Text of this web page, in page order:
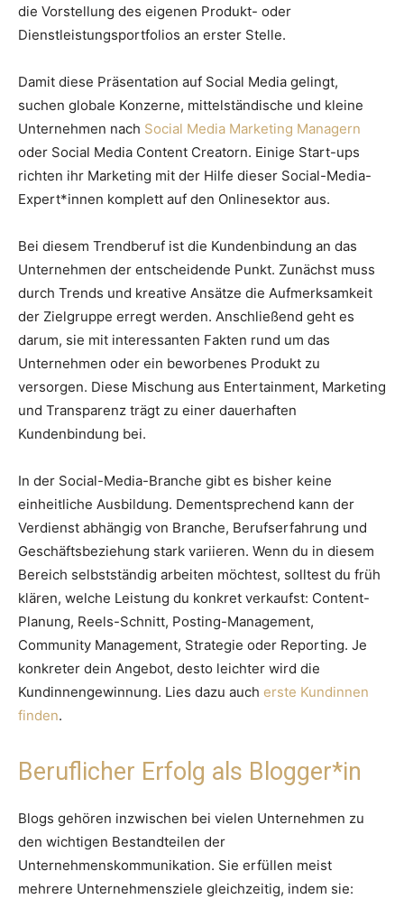
die Vorstellung des eigenen Produkt- oder
Dienstleistungsportfolios an erster Stelle.
Damit diese Präsentation auf Social Media gelingt,
suchen globale Konzerne, mittelständische und kleine
Unternehmen nach Social Media Marketing Managern
oder Social Media Content Creatorn. Einige Start-ups
richten ihr Marketing mit der Hilfe dieser Social-Media-
Expert*innen komplett auf den Onlinesektor aus.
Bei diesem Trendberuf ist die Kundenbindung an das
Unternehmen der entscheidende Punkt. Zunächst muss
durch Trends und kreative Ansätze die Aufmerksamkeit
der Zielgruppe erregt werden. Anschließend geht es
darum, sie mit interessanten Fakten rund um das
Unternehmen oder ein beworbenes Produkt zu
versorgen. Diese Mischung aus Entertainment, Marketing
und Transparenz trägt zu einer dauerhaften
Kundenbindung bei.
In der Social-Media-Branche gibt es bisher keine
einheitliche Ausbildung. Dementsprechend kann der
Verdienst abhängig von Branche, Berufserfahrung und
Geschäftsbeziehung stark variieren. Wenn du in diesem
Bereich selbstständig arbeiten möchtest, solltest du früh
klären, welche Leistung du konkret verkaufst: Content-
Planung, Reels-Schnitt, Posting-Management,
Community Management, Strategie oder Reporting. Je
konkreter dein Angebot, desto leichter wird die
Kundinnengewinnung. Lies dazu auch erste Kundinnen
finden.
Beruflicher Erfolg als Blogger*in
Blogs gehören inzwischen bei vielen Unternehmen zu
den wichtigen Bestandteilen der
Unternehmenskommunikation. Sie erfüllen meist
mehrere Unternehmensziele gleichzeitig, indem sie: